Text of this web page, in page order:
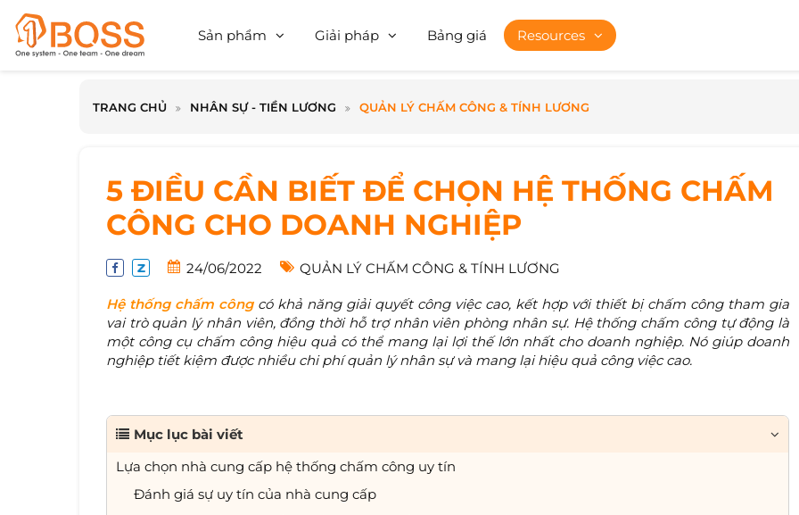
Sản phẩm Giải pháp Bảng giá Resources
TRANG CHỦ NHÂN SỰ - TIỀN LƯƠNG QUẢN LÝ CHẤM CÔNG & TÍNH LƯƠNG
5 ĐIỀU CẦN BIẾT ĐỂ CHỌN HỆ THỐNG CHẤM
CÔNG CHO DOANH NGHIỆP
24/06/2022 QUẢN LÝ CHẤM CÔNG & TÍNH LƯƠNG
Hệ thống chấm côngcó khả năng giải quyết công việc cao, kết hợp với thiết bị chấm công tham gia
vai trò quản lý nhân viên, đồng thời hỗ trợ nhân viên phòng nhân sự. Hệ thống chấm công tự động là
một công cụ chấm công hiệu quả có thể mang lại lợi thế lớn nhất cho doanh nghiệp. Nó giúp doanh
nghiệp tiết kiệm được nhiều chi phí quản lý nhân sự và mang lại hiệu quả công việc cao.
Mục lục bài viết
Lựa chọn nhà cung cấp hệ thống chấm công uy tín
Đánh giá sự uy tín của nhà cung cấp